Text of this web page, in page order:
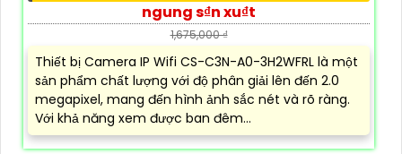
ngung s₫n xu₫t
1,675,000 ₫
Thiết bị Camera IP Wifi CS-C3N-A0-3H2WFRL là một
sản phẩm chất lượng với độ phân giải lên đến 2.0
megapixel, mang đến hình ảnh sắc nét và rõ ràng.
Với khả năng xem được ban đêm...